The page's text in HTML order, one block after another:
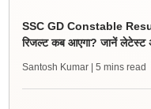
SSC GD Constable
रिजल्ट कब आएगा? जानें लेटेस्ट
Santosh Kumar | 5 mins read